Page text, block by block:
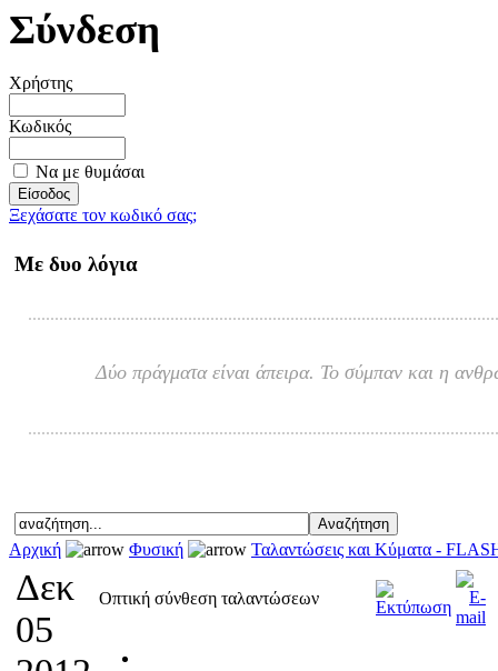
Σύνδεση
Χρήστης
Κωδικός
Να με θυμάσαι
Ξεχάσατε τον κωδικό σας;
Με δυο λόγια
Δύο πράγματα είναι άπειρα. Το σύμπαν και η
Αρχική Φυσική Ταλαντώσεις και Κύματα -
Δεκ
05
Οπτική σύνθεση ταλαντώσεων